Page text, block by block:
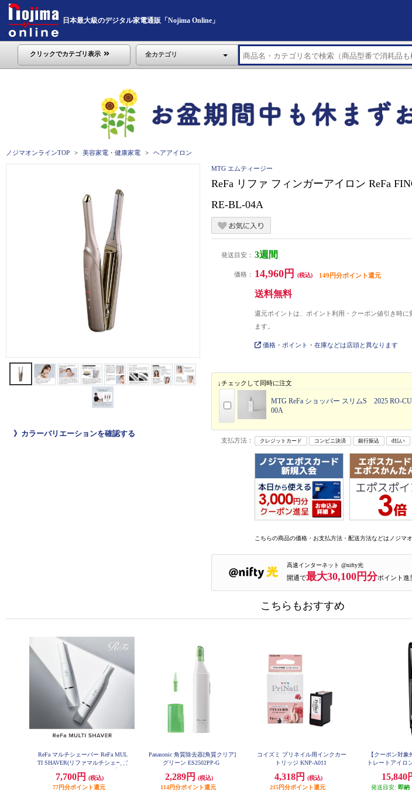
日本最大級のデジタル家電通販「Nojima Online」
クリックでカテゴリ表示 全カテゴリ
ノジマオンラインTOP 美容家電・健康家電 ヘアアイロン
》カラーバリエーションを確認する
MTG エムティージー
ReFa リファ フィンガーアイロン ReFa
RE-BL-04A
発送目安： 3週間
価格： 14,960円 (税込) 149円分ポイント還元
送料無料
還元ポイントは、ポイント利用・クーポン値引き時
ます。
価格・ポイント・在庫などは店頭と異なります
↓チェックして同時に注文
MTG ReFa ショッパー スリムS 2025 RO-
00A
支払方法： クレジットカード コンビニ決済 銀行振込 d払い
こちらの商品の価格・お支払方法・配送方法などはノジマ
高速インターネット @nifty光
開通で最大30,100円分ポイント進
こちらもおすすめ
ReFa マルチシェーバー ReFa MUL
TI SHAVER(リファマルチシェーバ
E-BB-02A
7,700円
(税込)
77円分ポイント還元
Panasonic 角質除去器[角質クリア]
グリーン ES2502PP-G
2,289円
(税込)
114円分ポイント還元
コイズミ プリネイル用インクカー
トリッジ KNP-A011
4,318円
(税込)
215円分ポイント還元
【クーポン対象
トレートアイロ
15,840
発送目安: 即納